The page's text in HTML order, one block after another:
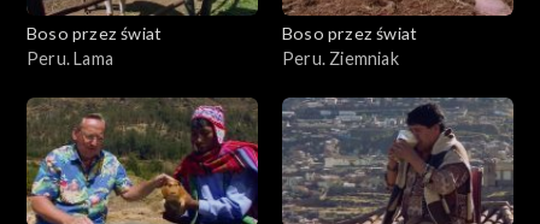
Boso przez świat
Peru. Lama
Boso przez świat
Peru. Ziemniak